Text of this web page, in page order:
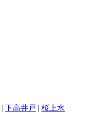
| 下高井戸 | 桜上水